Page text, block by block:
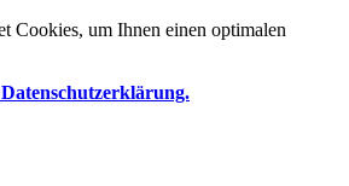
Cookies, um Ihnen einen optimalen